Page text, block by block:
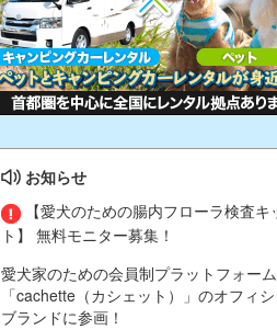
お知らせ
【愛犬のための腸内フローラ検査キ
ト】 無料モニター募集！
愛犬家のための会員制プラットフォーム
「cachette（カシェット）」のオフィ
ブランドに参画！